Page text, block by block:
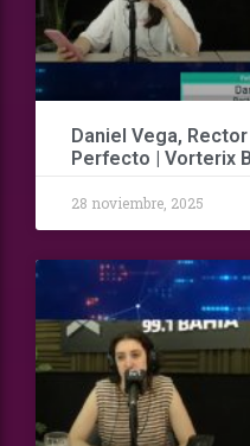
Daniel Vega,
Perfecto | Vorterix
28 noviembre, 2025